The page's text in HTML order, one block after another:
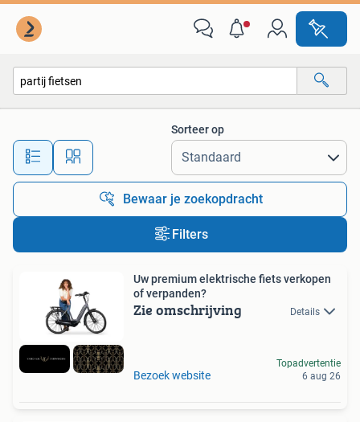
Alle afstanden…
Sorteer op
Bewaar je zoekopdracht
Filters
Uw premium elektrische fiets verkopen
of verpanden?
Zie omschrijving Details
Bezoek website
Topadvertentie
6 aug 26